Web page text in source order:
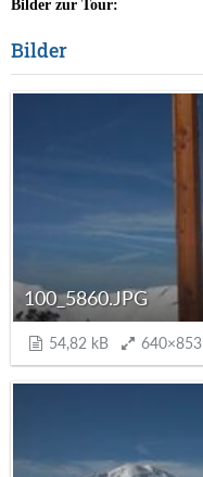
Bilder zur Tour:
Bilder
100_5860.JPG
54,82 kB 640×853